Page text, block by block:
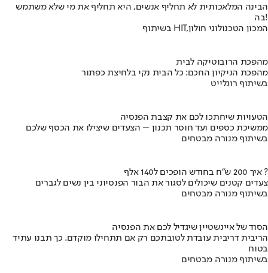
הבינה המלאכותית לא תחליף אנשים, היא תחליף את מי שלא משתמש
בה!
בשיתוף HIT,המכון הטכנולוגי חולון
מהפכת הרובוטיקה לבית
מהפכת הניקיון החכם: כל הבית נקי בלחיצת כפתור
בשיתוף רונלייט
הטעויות שיחתכו לכם את קצבת הפנסיה
ממשיכת כספים ועד חוסר תכנון – הצעדים שיצילו את הכסף שלכם
בשיתוף מנורה מבטחים
איך 200 ש"ח בחודש הופכים ל140 אלף ?
צעדים קטנים שיכולים לסגור את הבור הפנסיוני בין נשים לגברים
בשיתוף מנורה מבטחים
הסוד של איינשטיין שיגדיל לכם את הפנסיה
הריבית דריבית עובדת לטובתכם רק אם תתחילו מוקדם. כך תבנו עתיד
בטוח
בשיתוף מנורה מבטחים